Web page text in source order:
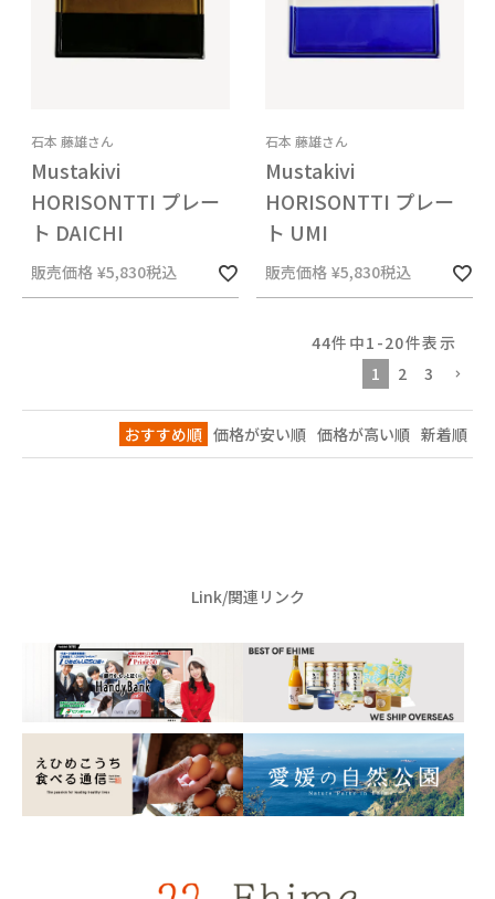
石本 藤雄さん
Mustakivi
HORISONTTI プレー
ト DAICHI
販売価格 ¥5,830税込
石本 藤雄さん
Mustakivi
HORISONTTI プレー
ト UMI
販売価格 ¥5,830税込
おすすめ順 価格が安い順 価格が高い順 新着順
44件中1 -20件表示
1
2 3
Link/関連リンク